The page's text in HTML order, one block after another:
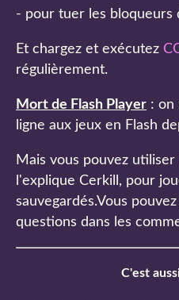
- pour tuer les
Et chargez et exécutez
régulièrement.
Mort de Flash Player : on
ligne aux jeux en Flash
Mais vous pouvez utiliser
l'explique Cerkill, pour
sauvegardés.Vous
questions dans les
C'est